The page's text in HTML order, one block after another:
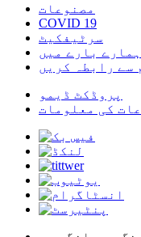
مصنوعات
COVID 19
سرٹیفکیٹ
ہمارے بارے میں
سے رابطہ کریں
پروڈکٹ ڈیمو
کی معلومات